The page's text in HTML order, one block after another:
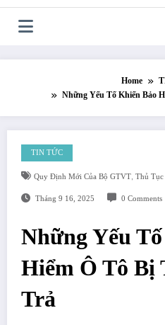
Skip
content
Home
Những Yếu Tố Khiến Bảo
TIN TỨC
Quy Định Mới Của Bộ GTVT, Thủ Tục
Tháng 9 16, 2025 0 Comments
Những Yếu
Hiểm Ô Tô Bị
Trả